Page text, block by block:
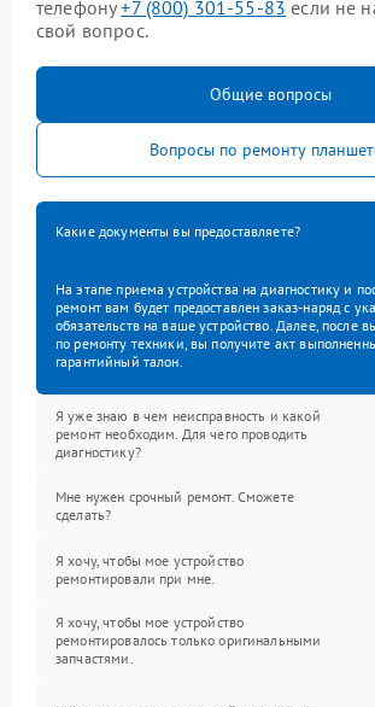
телефону+7 (800) 301-55-83 если не
свой вопрос.
Общие вопросы
Вопросы по ремонту
Какие документы вы предоставляете?
На этапе приема устройства на диагностику и
ремонт вам будет предоставлен заказ-наряд с
обязательств на ваше устройство. Далее, после
по ремонту техники, вы получите акт
гарантийный талон.
Я уже знаю в чем неисправность и какой
ремонт необходим. Для чего проводить
диагностику?
Мне нужен срочный ремонт. Сможете
сделать?
Я хочу, чтобы мое устройство
ремонтировали при мне.
Я хочу, чтобы мое устройство
ремонтировалось только оригинальными
запчастями.